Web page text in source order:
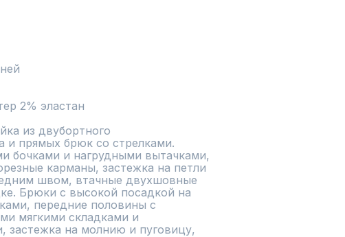
2% эластан
из двубортного
и прямых брюк со стрелками.
бочками и нагрудными вытачками,
карманы, застежка на петли
швом, втачные двухшовные
Брюки с высокой посадкой на
передние половины с
мягкими складками и
застежка на молнию и пуговицу,